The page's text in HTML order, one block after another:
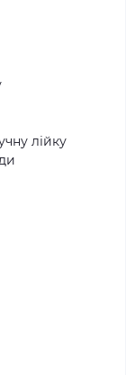
лійку